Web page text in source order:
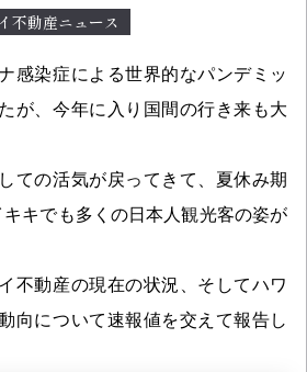
不動産ニュース
感染症による世界的なパンデミッ
が、今年に入り国間の行き来も大
ての活気が戻ってきて、夏休み期
キでも多くの日本人観光客の姿が
不動産の現在の状況、そしてハワ
向について速報値を交えて報告し